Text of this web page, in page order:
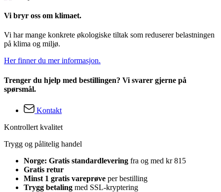
Vi bryr oss om klimaet.
Vi har mange konkrete økologiske tiltak som reduserer belastningen
på klima og miljø.
Her finner du mer informasjon.
Trenger du hjelp med bestillingen? Vi svarer gjerne på
spørsmål.
Kontakt
Kontrollert kvalitet
Trygg og pålitelig handel
Norge: Gratis standardlevering fra og med kr 815
Gratis retur
Minst 1 gratis vareprøve per bestilling
Trygg betaling med SSL-kryptering